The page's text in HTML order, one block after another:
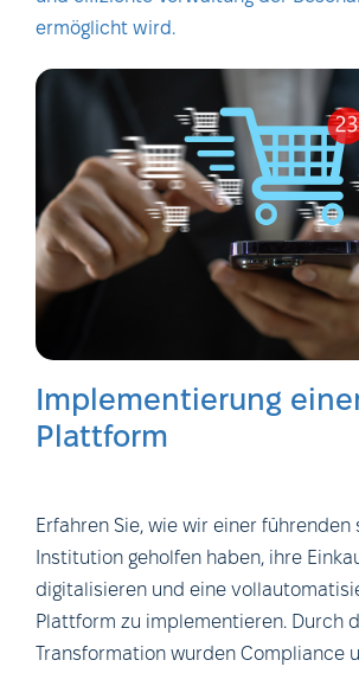
ermöglicht wird.
Implementierung
Plattform
Erfahren Sie, wie wir einer führenden
Institution geholfen haben, ihre
digitalisieren und eine
Plattform zu implementieren. Durch
Transformation wurden Compliance